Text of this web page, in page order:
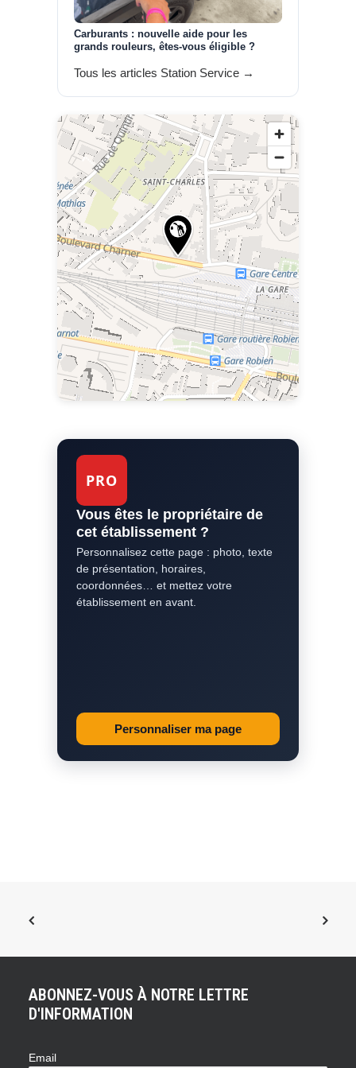
Carburants : nouvelle aide pour les
grands rouleurs, êtes-vous éligible ?
Tous les articles Station Service →
PRO
Vous êtes le propriétaire de
cet établissement ?
Personnalisez cette page : photo, texte
de présentation, horaires,
coordonnées… et mettez votre
établissement en avant.
Personnaliser ma page
ABONNEZ-VOUS À NOTRE LETTRE
D'INFORMATION
Email